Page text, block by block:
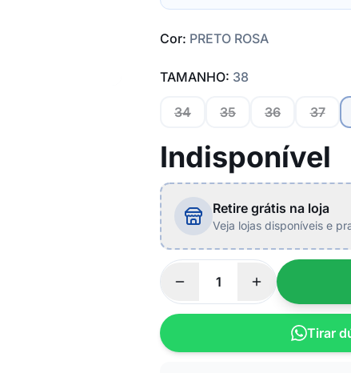
Cor: PRETO ROSA
TAMANHO: 38
34 35 36 37
Indisponível
Retire grátis na loja
Veja lojas disponíveis e
Tirar